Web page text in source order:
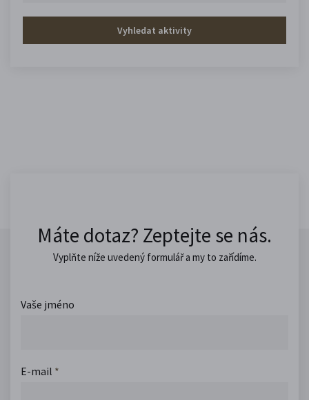
Vyhledat aktivity
Máte dotaz? Zeptejte se nás.
Vyplňte níže uvedený formulář a my to zařídíme.
Vaše jméno
E-mail *